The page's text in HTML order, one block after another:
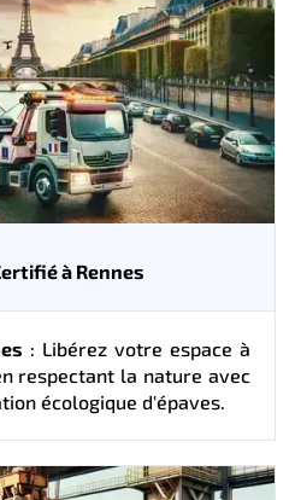
à Rennes
: Libérez votre espace à
respectant la nature avec
écologique d'épaves.